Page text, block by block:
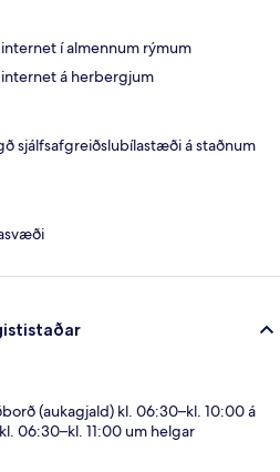
í almennum rýmum
á herbergjum
sjálfsafgreiðslubílastæði á staðnum
(aukagjald) kl. 06:30–kl. 10:00 á
06:30–kl. 11:00 um helgar